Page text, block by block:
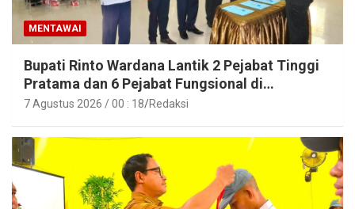
MENTAWAI
Bupati Rinto Wardana Lantik 2 Pejabat Tinggi
Pratama dan 6 Pejabat Fungsional di
Lingkungan Pemkab Kepulauan Mentawai
7 Agustus 2026 / 00 : 18 Redaksi